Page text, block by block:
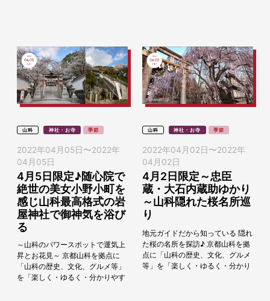
山科 神社・お寺 季節
2022年04月05日 〜2022年
04月05日
4月5日限定♪随心院で
絶世の美女小野小町を
感じ山科最高格式の岩
屋神社で御神気を浴び
る
～山科のパワースポットで運気上
昇とお花見～ 京都山科を拠点に
「山科の歴史、文化、グルメ等」
を「楽しく・ゆるく・分かりやす
山科 神社・お寺 季節
2022年04月02日 〜2022年
04月02日
4月2日限定～忠臣
蔵・大石内蔵助ゆかり
～山科隠れた桜名所巡
り
地元ガイドだから知っている 隠れ
た桜の名所を探訪♪ 京都山科を拠
点に「山科の歴史、文化、グルメ
等」を「楽しく・ゆるく・分かり